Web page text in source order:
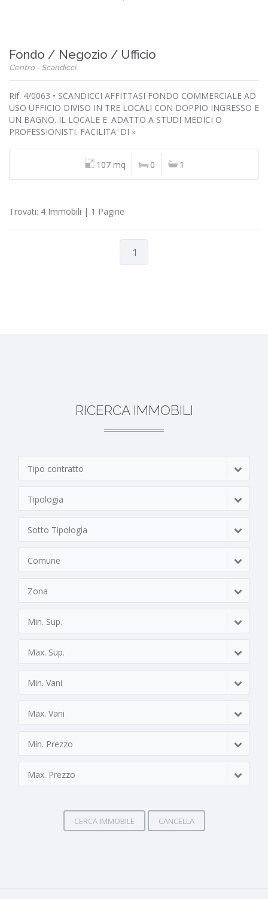
Fondo / Negozio / Ufficio
Centro - Scandicci
Rif. 4/0063 • SCANDICCI AFFITTASI FONDO COMMERCIALE AD
USO UFFICIO DIVISO IN TRE LOCALI CON DOPPIO INGRESSO E
UN BAGNO. IL LOCALE E' ADATTO A STUDI MEDICI O
PROFESSIONISTI. FACILITA' DI »
107 mq 0 1
Trovati: 4 Immobili | 1 Pagine
1
RICERCA IMMOBILI
Tipo contratto
Tipologia
Sotto Tipologia
Comune
Zona
Min. Sup.
Max. Sup.
Min. Vani
Max. Vani
Min. Prezzo
Max. Prezzo
CERCA IMMOBILE CANCELLA